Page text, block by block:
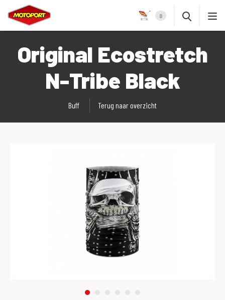
0
Original Ecostretch
N-Tribe Black
Buff Terug naar overzicht